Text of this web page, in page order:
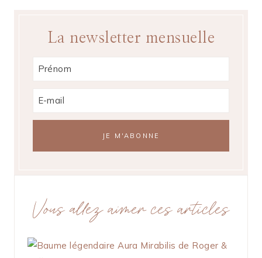
La newsletter mensuelle
Vous allez aimer ces articles